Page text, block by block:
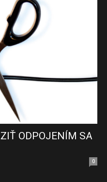
ODPOJENÍM SA
0